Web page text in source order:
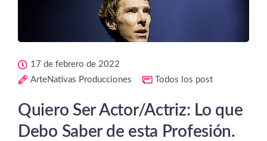
17 de febrero de 2022
ArteNativas Producciones
Todos los post
Quiero Ser Actor/Actriz: Lo que
Debo Saber de esta Profesión.